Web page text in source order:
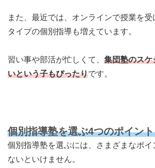
また、最近では、オンラインで授業を
タイプの個別指導も増えています。
習い事や部活が忙しくて、 集団塾のスケ
いという子もぴったりです。
個別指導塾を選ぶ4つのポイン
個別指導塾を選ぶには、さまざまなポイ
ないといけません。